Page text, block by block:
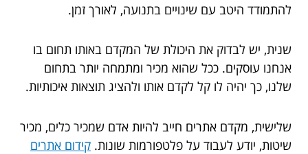
להתמודד היטב עם שינויים בתנועה, לאורך זמן.
שנית, יש לבדוק את היכולת של המקדם באותו תחום בו
אנחנו עוסקים. ככל שהוא מכיר ומתמחה יותר בתחום
שלנו, כך יהיה לו קל לקדם אותו ולהציג תוצאות איכותיות.
שלישית, מקדם אתרים חייב להיות אדם שמכיר כלים, מכיר
שיטות, יודע לעבוד על פלטפורמות שונות. קידום אתרים